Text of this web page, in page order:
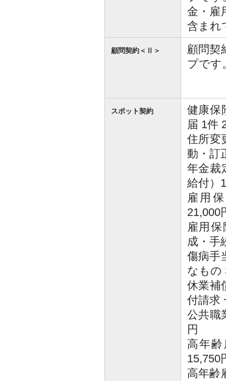
金・雇
含まれ
顧問契約＜Ⅱ＞
顧問契
プです
スポット契約
健康保
届 1件
住所変
動・訂
年金裁
給付）
雇用
21,000
雇用
成・手
傷病手
なもの
休業補
付請求
公共職
円
高年
15,750
高年齢